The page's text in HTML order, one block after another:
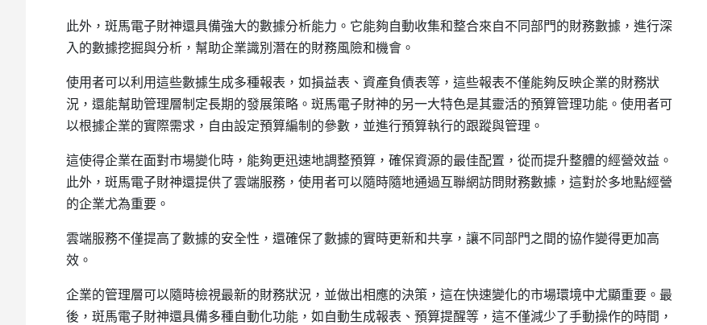
此外，斑馬電子財神還具備強大的數據分析能力。它能夠自動收集和整合來自不同部門的財務數據，進行深
入的數據挖掘與分析，幫助企業識別潛在的財務風險和機會。
使用者可以利用這些數據生成多種報表，如損益表、資產負債表等，這些報表不僅能夠反映企業的財務狀
況，還能幫助管理層制定長期的發展策略。斑馬電子財神的另一大特色是其靈活的預算管理功能。使用者可
以根據企業的實際需求，自由設定預算編制的參數，並進行預算執行的跟蹤與管理。
這使得企業在面對市場變化時，能夠更迅速地調整預算，確保資源的最佳配置，從而提升整體的經營效益。
此外，斑馬電子財神還提供了雲端服務，使用者可以隨時隨地通過互聯網訪問財務數據，這對於多地點經營
的企業尤為重要。
雲端服務不僅提高了數據的安全性，還確保了數據的實時更新和共享，讓不同部門之間的協作變得更加高
效。
企業的管理層可以隨時檢視最新的財務狀況，並做出相應的決策，這在快速變化的市場環境中尤顯重要。最
後，斑馬電子財神還具備多種自動化功能，如自動生成報表、預算提醒等，這不僅減少了手動操作的時間，